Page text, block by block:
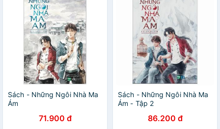
Sách - Những Ngôi Nhà Ma
Ám
71.900 đ
Sách - Những Ngôi Nhà Ma
Ám - Tập 2
86.200 đ